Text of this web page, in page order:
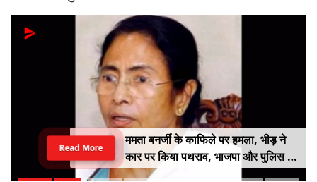
ममता बनर्जी के काफिले पर हमला, भीड़ ने
कार पर किया पथराव, भाजपा और पुलिस पर
लगा यह आरोप
Read More